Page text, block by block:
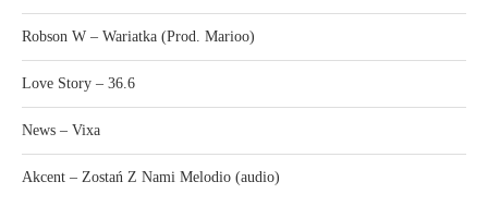
Robson W – Wariatka (Prod. Marioo)
Love Story – 36.6
News – Vixa
Akcent – Zostań Z Nami Melodio (audio)